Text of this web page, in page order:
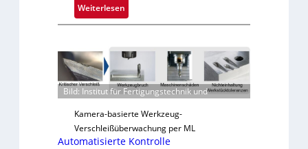
Weiterlesen:
Z
v
r
l
Bild: Institut für Fertigungstechnik und
Kamera-basierte Werkzeug-
Verschleißüberwachung per ML
Automatisierte Kontrolle